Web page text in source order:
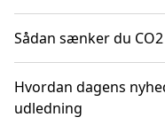
Sådan sænker du
Hvordan dagens
udledning